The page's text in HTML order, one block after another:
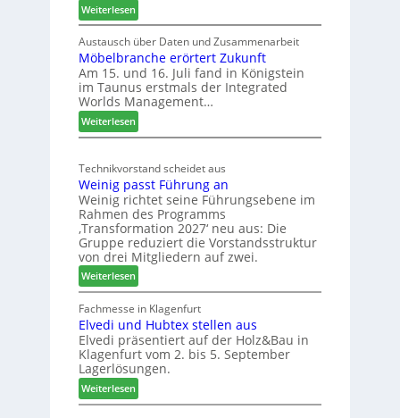
C
M
D
e
u
s
h
l
a
n
d
Weiterlesen:
L
e
u
c
o
l
ä
d
z
u
r
H
a
u
s
m
e
s
s
e
Austausch über Daten und Zusammenarbeit
Möbelbranche erörtert Zukunft
Am 15. und 16. Juli fand in Königstein
im Taunus erstmals der Integrated
Worlds Management…
Weiterlesen:
M
b
e
l
b
r
a
n
c
h
e
e
r
ö
r
t
e
Technikvorstand scheidet aus
Weinig passt Führung an
Weinig richtet seine Führungsebene im
Rahmen des Programms
‚Transformation 2027‘ neu aus: Die
Gruppe reduziert die Vorstandsstruktur
von drei Mitgliedern auf zwei.
Weiterlesen:
W
e
i
n
i
g
p
a
Fachmesse in Klagenfurt
Elvedi und Hubtex stellen aus
Elvedi präsentiert auf der Holz&Bau in
Klagenfurt vom 2. bis 5. September
Lagerlösungen.
Weiterlesen:
E